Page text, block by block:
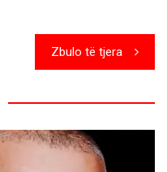
Zbulo të tjera